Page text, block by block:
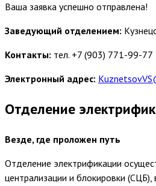
Ваша заявка успешно отправлена!
Заведующий отделением:
Контакты: тел. +7 (903) 771-99-77
Электронный адрес:
Отделение
Везде, где проложен путь
Отделение электрификации
централизации и блокировки